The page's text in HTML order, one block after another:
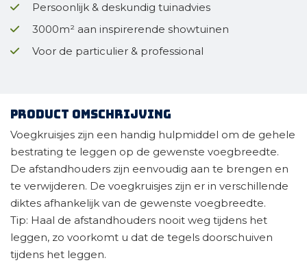
Persoonlijk & deskundig tuinadvies
3000m² aan inspirerende showtuinen
Voor de particulier & professional
Product omschrijving
Voegkruisjes zijn een handig hulpmiddel om de gehele
bestrating te leggen op de gewenste voegbreedte.
De afstandhouders zijn eenvoudig aan te brengen en
te verwijderen. De voegkruisjes zijn er in verschillende
diktes afhankelijk van de gewenste voegbreedte.
Tip: Haal de afstandhouders nooit weg tijdens het
leggen, zo voorkomt u dat de tegels doorschuiven
tijdens het leggen.